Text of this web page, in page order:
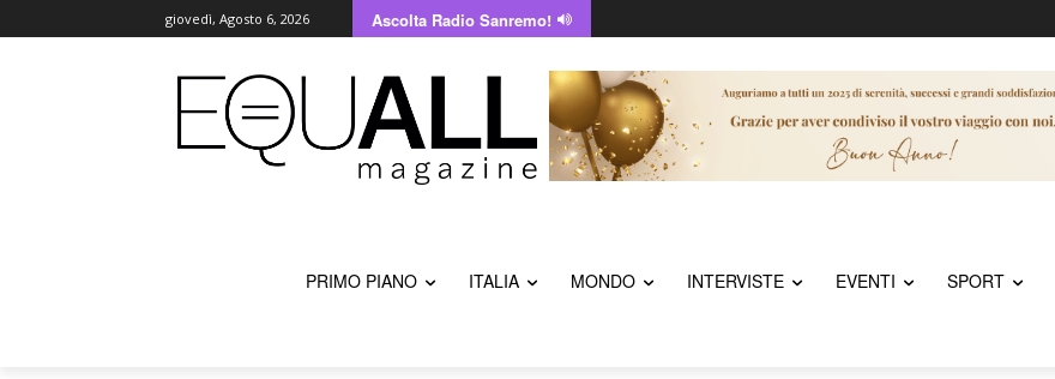
giovedì, Agosto 6, 2026 Ascolta Radio Sanremo!
PRIMO PIANO ITALIA MONDO INTERVISTE EVENTI SPORT